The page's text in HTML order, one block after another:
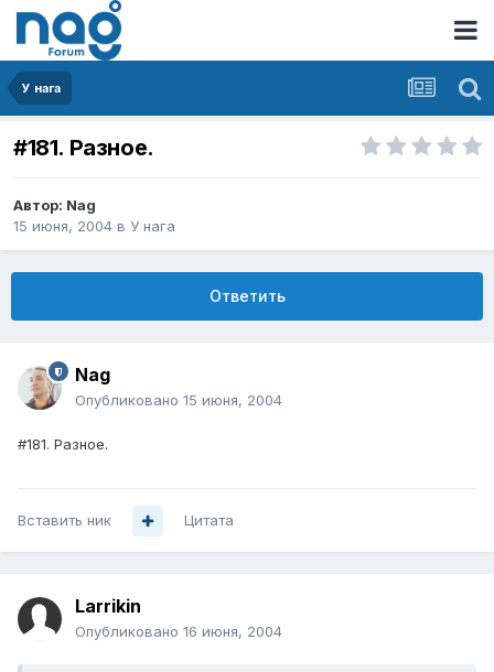
У нага
#181. Разное.
Автор: Nag
15 июня, 2004 в У нага
Ответить
Nag
Опубликовано 15 июня, 2004
#181. Разное.
Вставить ник Цитата
Larrikin
Опубликовано 16 июня, 2004